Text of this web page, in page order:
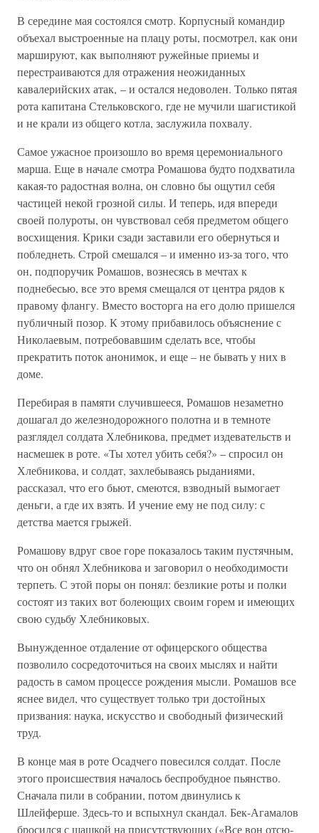
В середине мая состоялся смотр. Корпусный командир
объехал выстроенные на плацу роты, посмотрел, как они
маршируют, как вы­полняют ружейные приемы и
перестраиваются для отражения не­ожиданных
кавалерийских атак, – и остался недоволен. Только пятая
рота капитана Стельковского, где не мучили шагистикой
и не крали из общего котла, заслужила похвалу.
Самое ужасное произошло во время церемониального
марша. Еще в начале смотра Ромашова будто подхватила
какая-то радостная волна, он словно бы ощутил себя
частицей некой грозной силы. И те­перь, идя впереди
своей полуроты, он чувствовал себя предметом об­щего
восхищения. Крики сзади заставили его обернуться и
поблед­неть. Строй смешался – и именно из-за того, что
он, подпоручик Ромашов, вознесясь в мечтах к
поднебесью, все это время смещался от центра рядов к
правому флангу. Вместо восторга на его долю при­шелся
публичный позор. К этому прибавилось объяснение с
Николае­вым, потребовавшим сделать все, чтобы
прекратить поток анонимок, и еще – не бывать у них в
доме.
Перебирая в памяти случившееся, Ромашов незаметно
дошагал до железнодорожного полотна и в темноте
разглядел солдата Хлебнико­ва, предмет издевательств и
насмешек в роте. «Ты хотел убить себя?» – спросил он
Хлебникова, и солдат, захлебываясь рыданиями,
рассказал, что его бьют, смеются, взводный вымогает
деньги, а где их взять. И учение ему не под силу: с
детства мается грыжей.
Ромашову вдруг свое горе показалось таким пустячным,
что он обнял Хлебникова и заговорил о необходимости
терпеть. С этой поры он понял: безликие роты и полки
состоят из таких вот болеющих своим горем и имеющих
свою судьбу Хлебниковых.
Вынужденное отдаление от офицерского общества
позволило со­средоточиться на своих мыслях и найти
радость в самом процессе рождения мысли. Ромашов все
яснее видел, что существует только три достойных
призвания: наука, искусство и свободный физический
труд.
В конце мая в роте Осадчего повесился солдат. После
этого проис­шествия началось беспробудное пьянство.
Сначала пили в собрании, потом двинулись к
Шлейферше. Здесь-то и вспыхнул скандал. Бек-Агамалов
бросился с шашкой на присутствующих («Все вон отсю­